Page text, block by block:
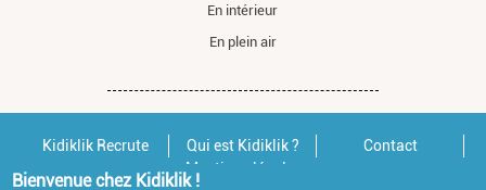
En intérieur
En plein air
Kidiklik Recrute Qui est Kidiklik ?
Contact
Mentions légales
Bienvenue chez Kidiklik !